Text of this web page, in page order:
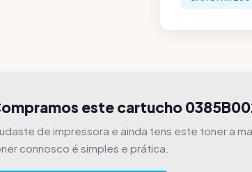
este cartucho
de impressora e ainda tens este toner a
connosco é simples e prática.